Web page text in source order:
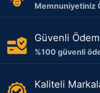
Memnuniyetiniz
Güvenli
%100 güvenli
Kaliteli